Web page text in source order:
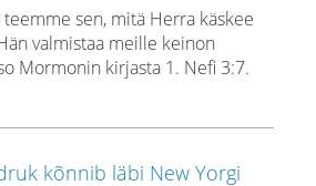
sen, mitä Herra käskee
valmistaa meille keinon
Mormonin kirjasta 1. Nefi 3:7.